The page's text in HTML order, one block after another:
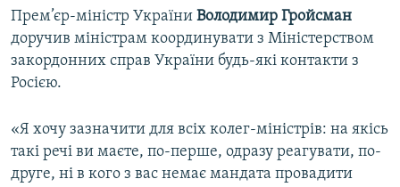
Усі сайти RFE/RL
Прем’єр-міністр України Володимир Гройсман
доручив міністрам координувати з Міністерством
закордонних справ України будь-які контакти з
Росією.
«Я хочу зазначити для всіх колег-міністрів: на якісь
такі речі ви маєте, по-перше, одразу реагувати, по-
друге, ні в кого з вас немає мандата провадити